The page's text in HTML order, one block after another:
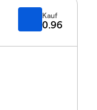
Kauf
0.96